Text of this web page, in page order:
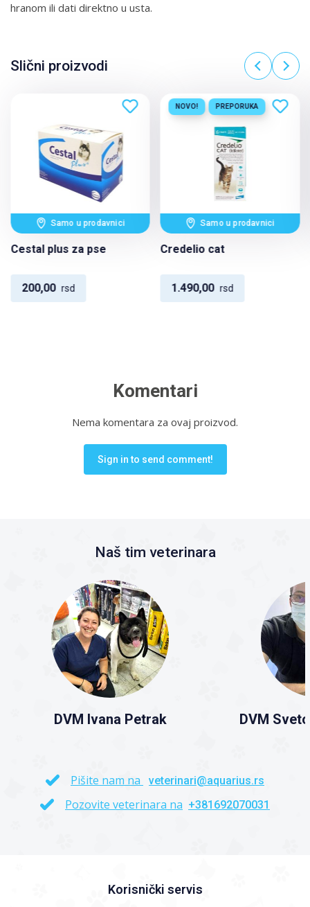
hranom ili dati direktno u usta.
Slični proizvodi
Samo u prodavnici
Cestal plus za pse
200,00 rsd
NOVO! PREPORUKA
Samo u prodavnici
Credelio cat
1.490,00 rsd
Komentari
Nema komentara za ovaj proizvod.
Sign in to send comment!
Naš tim veterinara
DVM Ivana Petrak DVM
Pišite nam na veterinari@aquarius.rs
Pozovite veterinara na +381692070031
Korisnički servis